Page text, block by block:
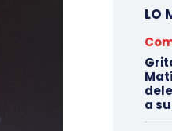
LO
a